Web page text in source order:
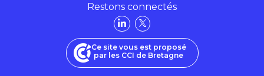
Restons connectés
Ce site vous est proposé
par les CCI de Bretagne